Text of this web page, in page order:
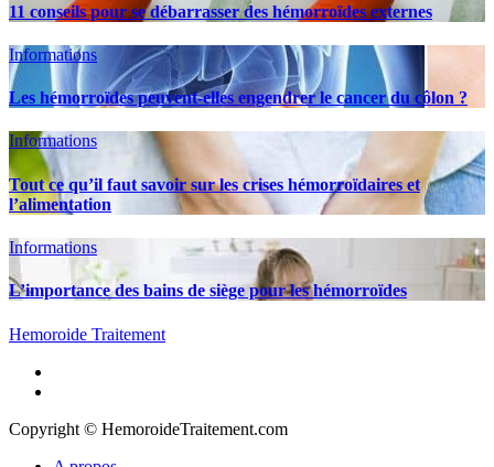
11 conseils pour se débarrasser des hémorroïdes externes
Informations
Les hémorroïdes peuvent-elles engendrer le cancer du côlon ?
Informations
Tout ce qu’il faut savoir sur les crises hémorroïdaires et
l’alimentation
Informations
L’importance des bains de siège pour les hémorroïdes
Hemoroide Traitement